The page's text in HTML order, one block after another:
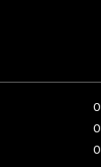
0
0
0